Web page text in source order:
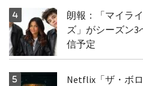
朗報：「マイラ
ズ」がシーズン
信予定
Netflix「ザ・ボ